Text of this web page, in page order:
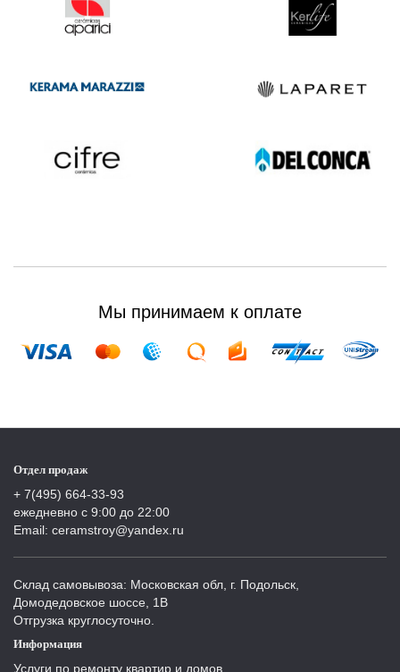
Мы принимаем к оплате
Отдел продаж
+ 7(495) 664-33-93
ежедневно с 9:00 до 22:00
Email: ceramstroy@yandex.ru
Склад самовывоза: Московская обл, г. Подольск,
Домодедовское шоссе, 1В
Отгрузка круглосуточно.
Информация
Услуги по ремонту квартир и домов